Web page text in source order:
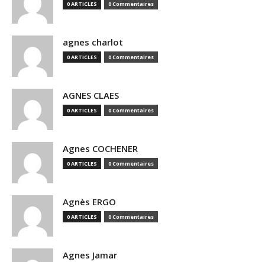
0 ARTICLES 0 Commentaires
agnes charlot
0 ARTICLES 0 Commentaires
AGNES CLAES
0 ARTICLES 0 Commentaires
Agnes COCHENER
0 ARTICLES 0 Commentaires
Agnès ERGO
0 ARTICLES 0 Commentaires
Agnes Jamar